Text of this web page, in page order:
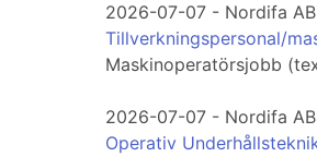
2026-07-07 - Nordifa AB
Tillverkningspersonal/
Maskinoperatörsjobb
2026-07-07 - Nordifa AB
Operativ